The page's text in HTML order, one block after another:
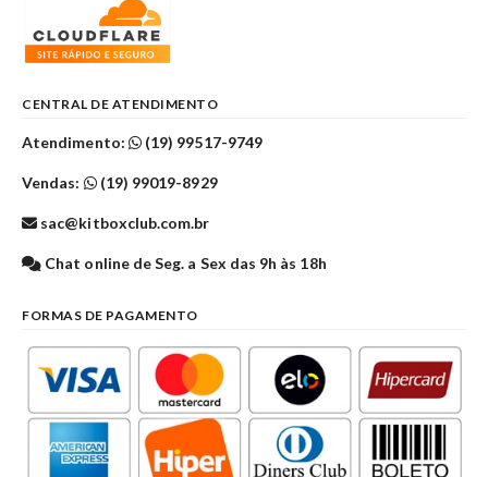
CENTRAL DE ATENDIMENTO
Atendimento: (19) 99517-9749
Vendas: (19) 99019-8929
sac@kitboxclub.com.br
Chat online de Seg. a Sex das 9h às 18h
FORMAS DE PAGAMENTO